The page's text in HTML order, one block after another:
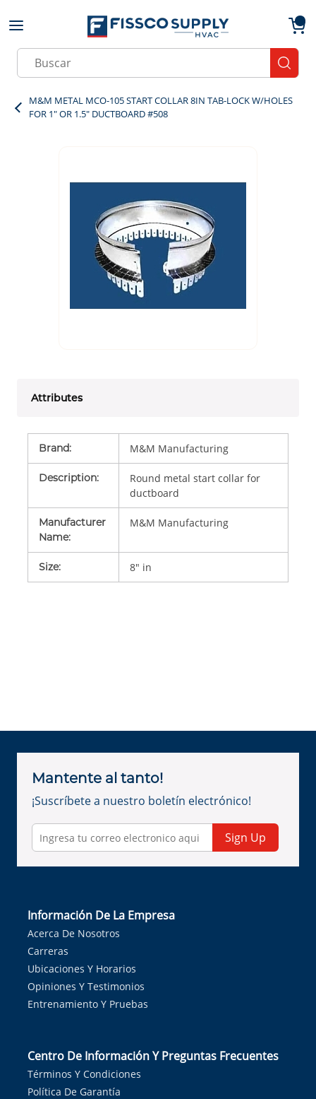
Skip to main content
Site Search
M&M METAL MCO-105 START COLLAR 8IN TAB-LOCK W/HOLES
FOR 1" OR 1.5" DUCTBOARD #508
Attributes
Brand: M&M Manufacturing
Description:
Round metal start collar for
ductboard
Manufacturer
Name:
M&M Manufacturing
Size: 8" in
Mantente al tanto!
¡Suscríbete a nuestro boletín electrónico!
Sign Up
Información De La Empresa
Acerca De Nosotros
Carreras
Ubicaciones Y Horarios
Opiniones Y Testimonios
Entrenamiento Y Pruebas
Centro De Información Y Preguntas Frecuentes
Términos Y Condiciones
Política De Garantía